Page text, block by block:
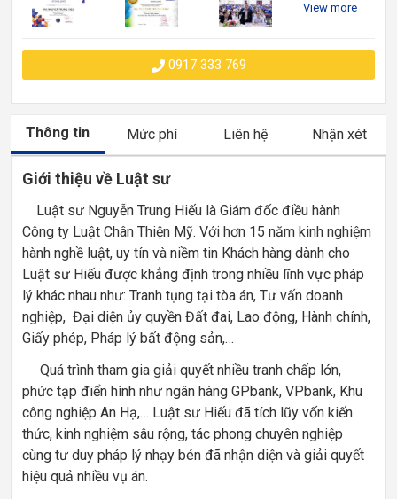
View more
0917 333 769
Thông tin Mức phí Liên hệ Nhận xét
Giới thiệu về Luật sư
Luật sư Nguyễn Trung Hiếu là Giám đốc điều hành
Công ty Luật Chân Thiện Mỹ. Với hơn 15 năm kinh nghiệm
hành nghề luật, uy tín và niềm tin Khách hàng dành cho
Luật sư Hiếu được khẳng định trong nhiều lĩnh vực pháp
lý khác nhau như: Tranh tụng tại tòa án, Tư vấn doanh
nghiệp, Đại diện ủy quyền Đất đai, Lao động, Hành chính,
Giấy phép, Pháp lý bất động sản,…
Quá trình tham gia giải quyết nhiều tranh chấp lớn,
phức tạp điển hình như ngân hàng GPbank, VPbank, Khu
công nghiệp An Hạ,… Luật sư Hiếu đã tích lũy vốn kiến
thức, kinh nghiệm sâu rộng, tác phong chuyên nghiệp
cùng tư duy pháp lý nhạy bén đã nhận diện và giải quyết
hiệu quả nhiều vụ án.